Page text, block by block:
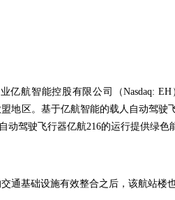
智能控股有限公司（Nasdaq:
地区。基于亿航智能的载人自动驾
驾驶飞行器亿航216的运行提供绿色
基础设施有效整合之后，该航站楼